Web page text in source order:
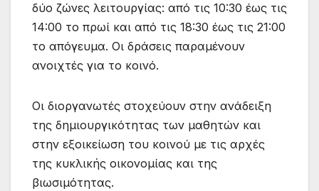
δύο ζώνες λειτουργίας: από τις 10:30 έως τις
14:00 το πρωί και από τις 18:30 έως τις 21:00
το απόγευμα. Οι δράσεις παραμένουν
ανοιχτές για το κοινό.
Οι διοργανωτές στοχεύουν στην ανάδειξη
της δημιουργικότητας των μαθητών και
στην εξοικείωση του κοινού με τις αρχές
της κυκλικής οικονομίας και της
βιωσιμότητας.